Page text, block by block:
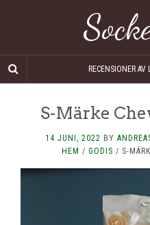
RECENSIONER AV
S-Märke
14 JUNI, 2022 BY
HEM / GODIS / S-